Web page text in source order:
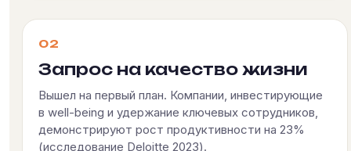
02
Запрос на качество жизни
Вышел на первый план. Компании, инвестирующие
в well-being и удержание ключевых сотрудников,
демонстрируют рост продуктивности на 23%
(исследование Deloitte 2023).